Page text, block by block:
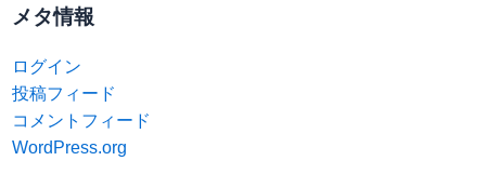
メタ情報
ログイン
投稿フィード
コメントフィード
WordPress.org